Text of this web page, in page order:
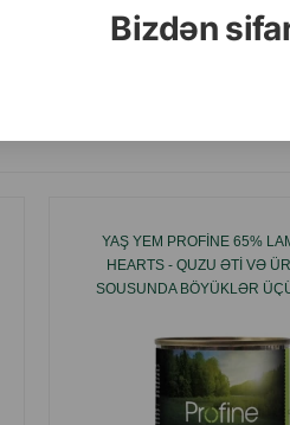
Bizdən
YAŞ YEM PROFINE 65%
HEARTS - QUZU ƏTI VƏ
SOUSUNDA BÖYÜKLƏR